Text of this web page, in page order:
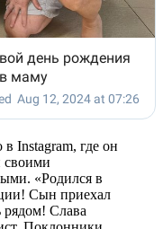
Instagram, где он
своими
«Родился в
Сын приехал
Слава